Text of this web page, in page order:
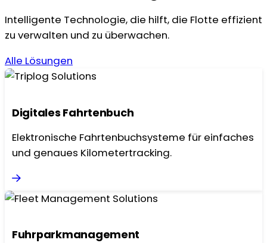
Intelligente Technologie, die hilft, die Flotte effizient
zu verwalten und zu überwachen.
Alle Lösungen
Digitales Fahrtenbuch
Elektronische Fahrtenbuchsysteme für einfaches
und genaues Kilometertracking.
Fuhrparkmanagement